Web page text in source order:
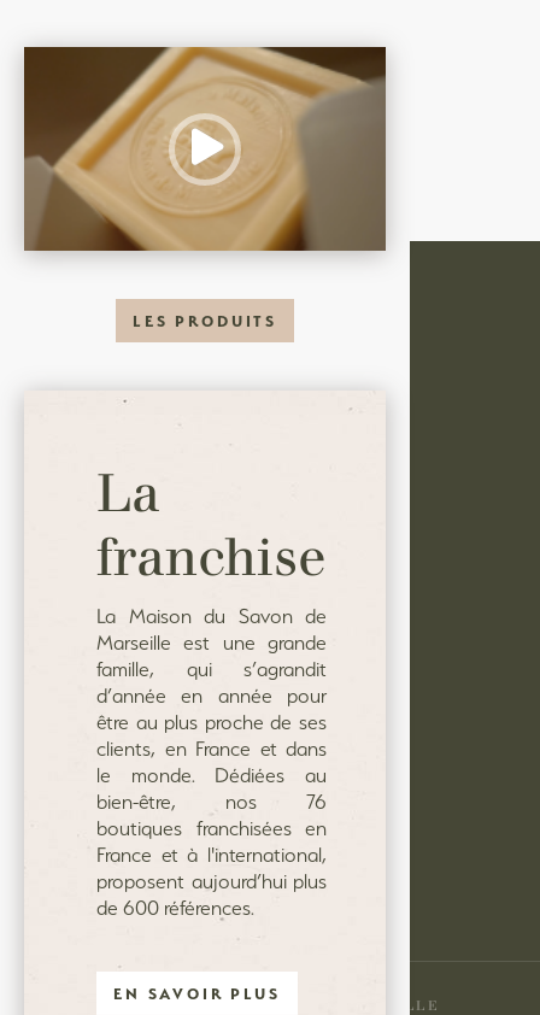
LES PRODUITS
La
franchise
La Maison du Savon de
Marseille est une grande
famille, qui s’agrandit
d’année en année pour
être au plus proche de ses
clients, en France et dans
le monde. Dédiées au
bien-être, nos 76
boutiques franchisées en
France et à l'international,
proposent aujourd’hui plus
de 600 références.
EN SAVOIR PLUS
145 avenue Louis Montagnat,
ZAC Chalençon 2,
84270 Vedène en Provence
LA MARQUE
LES PRODUITS
LA FRANCHISE
ACTUALITÉS
CONTACT
GESTION DES COOKIES
MENTIONS LÉGALES
©2026
LA MAISON DU SAVON DE MARSEILLE